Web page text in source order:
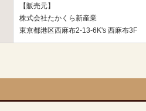
【販売元】
株式会社たかくら新産業
東京都港区西麻布2-13-6K's 西麻布3F